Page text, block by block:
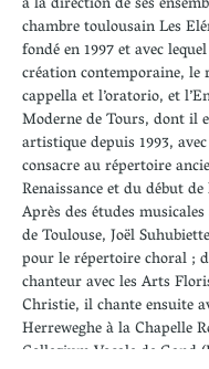
chambre toulousain Les
fondé en 1997 et avec
création contemporaine, le
cappella et l’oratorio, et
Moderne de Tours, dont il
artistique depuis 1993,
consacre au répertoire
Renaissance et du début de
Après des études
de Toulouse, Joël
pour le répertoire choral ;
chanteur avec les Arts
Christie, il chante ensuite
Herreweghe à la Chapelle
Collegium Vocale de Gand